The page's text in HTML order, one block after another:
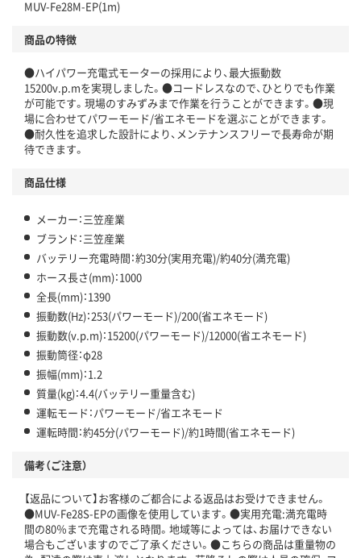
MUV-Fe28M-EP(1m)
商品の特徴
●ハイパワー充電式モーターの採用により、最大振動数
15200v.p.mを実現しました。●コードレスなので、ひとりでも作業
が可能です。現場のすみずみまで作業を行うことができます。●現
場に合わせてパワーモード/省エネモードを選ぶことができます。
●耐久性を追求した設計により、メンテナンスフリーで長寿命が期
待できます。
商品仕様
メーカー：三笠産業
ブランド：三笠産業
バッテリー充電時間：約30分(実用充電)/約40分(満充電)
ホース長さ(mm)：1000
全長(mm)：1390
振動数(Hz)：253(パワーモード)/200(省エネモード)
振動数(v.p.m)：15200(パワーモード)/12000(省エネモード)
振動筒径：φ28
振幅(mm)：1.2
質量(kg)：4.4(バッテリー重量含む)
運転モード：パワーモード/省エネモード
運転時間：約45分(パワーモード)/約1時間(省エネモード)
備考（ご注意）
【返品について】お客様のご都合による返品はお受けできません。
●MUV-Fe28S-EPの画像を使用しています。●実用充電:満充電時
間の80％まで充電される時間。地域等によっては、お届けできない
場合もございますのでご了承ください。●こちらの商品は重量物の